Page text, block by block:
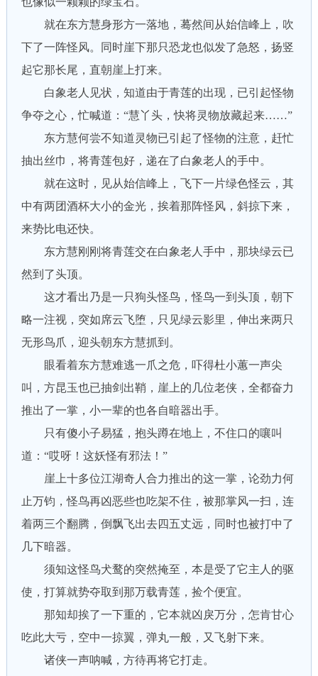
就在东方慧身形方一落地，蓦然间从始信峰上，吹
下了一阵怪风。同时崖下那只恐龙也似发了急怒，扬竖
起它那长尾，直朝崖上打来。
白象老人见状，知道由于青莲的出现，已引起怪物
争夺之心，忙喊道：“慧丫头，快将灵物放藏起来……”
东方慧何尝不知道灵物已引起了怪物的注意，赶忙
抽出丝巾，将青莲包好，递在了白象老人的手中。
就在这时，见从始信峰上，飞下一片绿色怪云，其
中有两团酒杯大小的金光，挨着那阵怪风，斜掠下来，
来势比电还快。
东方慧刚刚将青莲交在白象老人手中，那块绿云已
然到了头顶。
这才看出乃是一只狗头怪鸟，怪鸟一到头顶，朝下
略一注视，突如席云飞堕，只见绿云影里，伸出来两只
无形鸟爪，迎头朝东方慧抓到。
眼看着东方慧难逃一爪之危，吓得杜小蕙一声尖
叫，方昆玉也已抽剑出鞘，崖上的几位老侠，全都奋力
推出了一掌，小一辈的也各自暗器出手。
只有傻小子易猛，抱头蹲在地上，不住口的嚷叫
道：“哎呀！这妖怪有邪法！”
崖上十多位江湖奇人合力推出的这一掌，论劲力何
止万钧，怪鸟再凶恶些也吃架不住，被那掌风一扫，连
着两三个翻腾，倒飘飞出去四五丈远，同时也被打中了
几下暗器。
须知这怪鸟犬鹜的突然掩至，本是受了它主人的驱
使，打算就势夺取到那万载青莲，捡个便宜。
那知却挨了一下重的，它本就凶戾万分，怎肯甘心
吃此大亏，空中一掠翼，弹丸一般，又飞射下来。
诸侠一声呐喊，方待再将它打走。